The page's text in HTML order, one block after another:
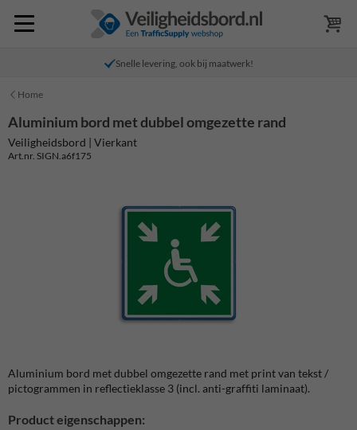
Snelle levering, ook bij maatwerk!
Home
Aluminium bord met dubbel omgezette rand
Veiligheidsbord | Vierkant
Art.nr. SIGN.a6f175
Aluminium bord met dubbel omgezette rand met print van tekst /
pictogrammen in reflectieklasse 3 (incl. anti-graffiti laminaat).
Product eigenschappen: